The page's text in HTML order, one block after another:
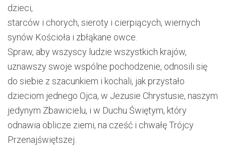
dzieci,
starców i chorych, sieroty i cierpiących, wiernych
synów Kościoła i zbłąkane owce.
Spraw, aby wszyscy ludzie wszystkich krajów,
uznawszy swoje wspólne pochodzenie, odnosili się
do siebie z szacunkiem i kochali, jak przystało
dzieciom jednego Ojca, w Jezusie Chrystusie, naszym
jedynym Zbawicielu, i w Duchu Świętym, który
odnawia oblicze ziemi, na cześć i chwałę Trójcy
Przenajświętszej.